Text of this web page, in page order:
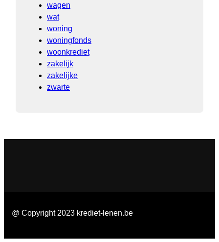
wagen
wat
woning
woningfonds
woonkrediet
zakelijk
zakelijke
zwarte
@ Copyright 2023 krediet-lenen.be